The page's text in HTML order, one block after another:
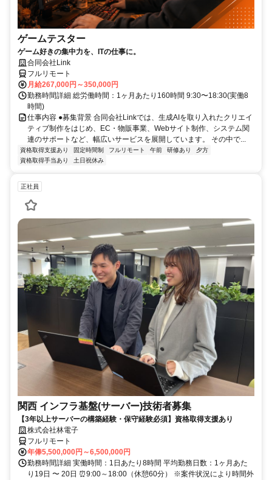
ゲームテスター
ゲーム好きの集中力を、ITの仕事に。
合同会社Link
フルリモート
月給267,000円～350,000円
勤務時間詳細 総労働時間：1ヶ月あたり160時間 9:30〜18:30(実働8
時間)
仕事内容 ●募集背景 合同会社Linkでは、生成AIを取り入れたクリエイ
ティブ制作をはじめ、EC・物販事業、Webサイト制作、システム関
連のサポートなど、幅広いサービスを展開しています。 その中で...
資格取得支援あり 固定時間制 フルリモート 午前 研修あり
夕方
資格取得手当あり
土日祝休み
正社員
関西 インフラ基盤(サーバー)技術者募集
【3年以上サーバーの構築経験・保守経験必須】資格取得支援あり
株式会社林電子
フルリモート
年俸5,500,000円～6,500,000円
勤務時間詳細 実働時間：1日あたり8時間 平均勤務日数：1ヶ月あた
り19日 〜 20日 ⏰9:00～18:00（休憩60分） ※案件状況により時間外